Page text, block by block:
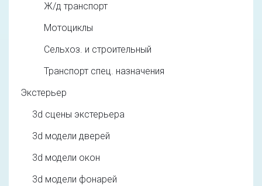
Ж/д транспорт
Мотоциклы
Сельхоз. и строительный
Транспорт спец. назначения
Экстерьер
3d cцены экстерьера
3d модели дверей
3d модели окон
3d модели фонарей